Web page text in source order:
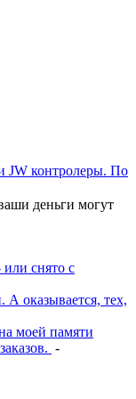
JW контролеры. По
деньги могут
снято с
А оказывается, тех,
моей памяти
-